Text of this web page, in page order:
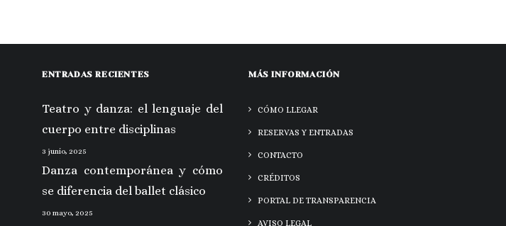
ENTRADAS RECIENTES
Teatro y danza: el lenguaje del
cuerpo entre disciplinas
3 junio, 2025
Danza contemporánea y cómo
se diferencia del ballet clásico
30 mayo, 2025
MÁS INFORMACIÓN
CÓMO LLEGAR
RESERVAS Y ENTRADAS
CONTACTO
CRÉDITOS
PORTAL DE TRANSPARENCIA
AVISO LEGAL